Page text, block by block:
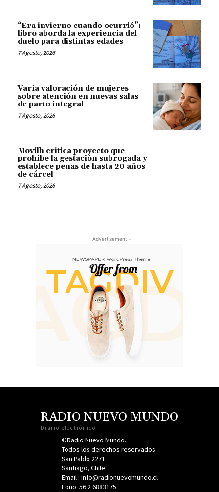
“Era invierno cuando ocurrió”:
libro aborda la experiencia del
duelo para distintas edades
7 Agosto, 2026
Varía valoración de mujeres
sobre atención en nuevas salas
de parto integral
7 Agosto, 2026
Movilh critica proyecto que
prohíbe la gestación subrogada y
establece penas de hasta 20 años
de cárcel
7 Agosto, 2026
- Advertisement -
RADIO NUEVO MUNDO
Diario electrónico
©Radio Nuevo Mundo.
Todos los derechos reservados
San Pablo 2271.
Santiago, Chile
Email : info@radionuevomundo.cl
Fono: 56 2 6883175